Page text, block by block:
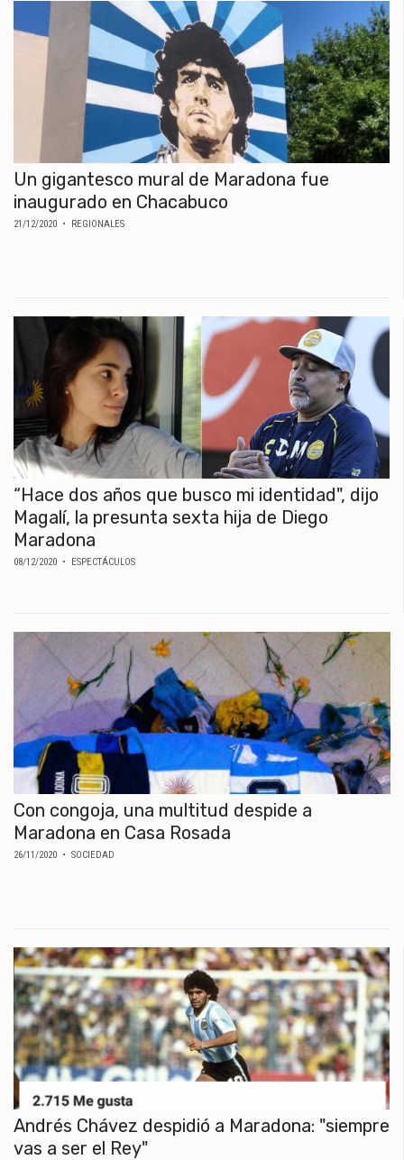
POLICIALES
DEPORTES
ESPECTÁCULOS
NACIONALES
REGIONALES
SOCIEDAD
SALUD
Un gigantesco mural de Maradona fue
inaugurado en Chacabuco
21/12/2020 • REGIONALES
“Hace dos años que busco mi identidad", dijo
Magalí, la presunta sexta hija de Diego
Maradona
08/12/2020 • ESPECTÁCULOS
Con congoja, una multitud despide a
Maradona en Casa Rosada
26/11/2020 • SOCIEDAD
Andrés Chávez despidió a Maradona: "siempre
vas a ser el Rey"